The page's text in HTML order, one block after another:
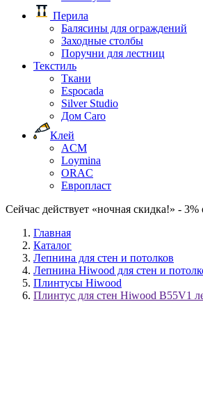
Перила
Балясины для ограждений
Заходные столбы
Поручни для лестниц
Текстиль
Ткани
Espocada
Silver Studio
Дом Caro
Клей
ACM
Loymina
ORAC
Европласт
Сейчас действует «ночная скидка!» - 3%
Главная
Каталог
Лепнина для стен и потолков
Лепнина Hiwood для стен и
Плинтусы Hiwood
Плинтус для стен Hiwood B55V1